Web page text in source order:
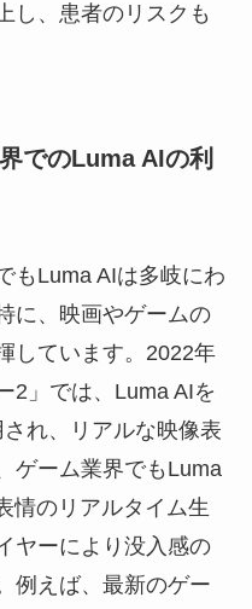
し、患者のリスクも
でのLuma AIの利
もLuma AIは多岐にわ
に、映画やゲームの
しています。2022年
2」では、Luma AIを
れ、リアルな映像表
ゲーム業界でもLuma
情のリアルタイム生
ヤーにより没入感の
例えば、最新のゲー